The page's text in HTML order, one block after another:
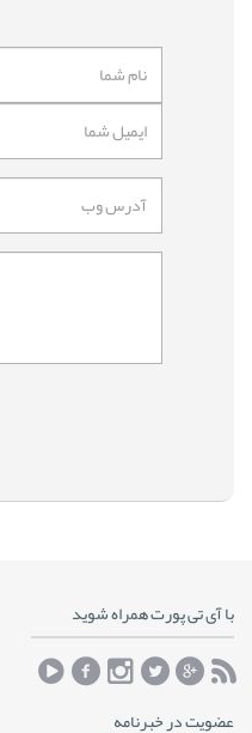
با آی تی پورت همراه شوید
عضویت در خبرنامه